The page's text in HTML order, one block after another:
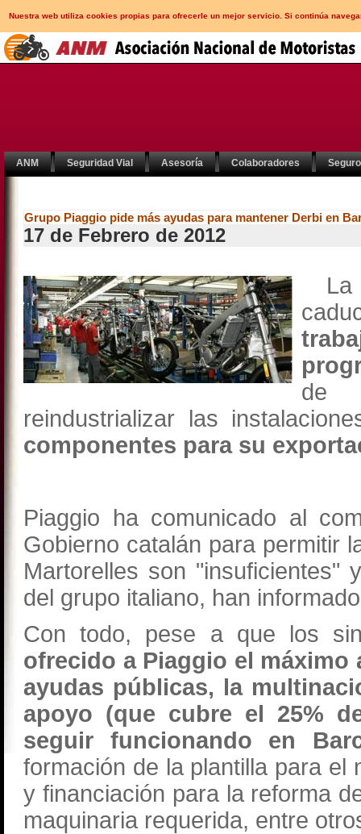
Nuestra web utiliza cookies propias para ofrecerle un mejor servicio. Si continúa
ANM Seguridad Vial Asesoría Colaboradores
Grupo Piaggio pide más ayudas para mantener Derbi en
17 de Febrero de 2012
La
de
reindustrializar las
componentes para su
Piaggio ha comunicado al
Gobierno catalán para permitir
Martorelles son
del grupo italiano, han
Con todo, pese a que los
ofrecido a Piaggio el máximo
ayudas públicas, la
apoyo (que cubre el 25%
seguir funcionando en
formación de la plantilla para
y financiación para la reforma
maquinaria requerida, entre